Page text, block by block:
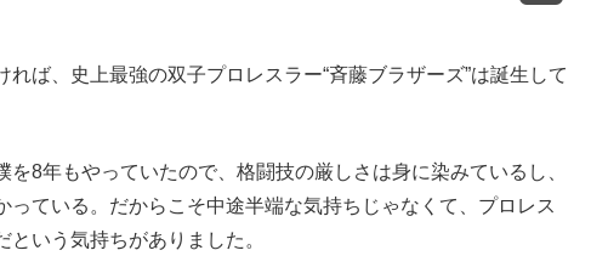
ば、史上最強の双子プロレスラー“斉藤ブラザーズ”は誕生して
8年もやっていたので、格闘技の厳しさは身に染みているし、
ている。だからこそ中途半端な気持ちじゃなくて、プロレス
いう気持ちがありました。